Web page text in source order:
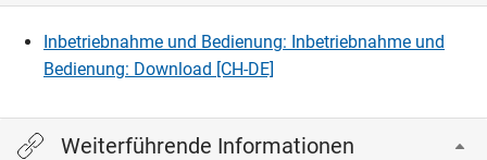
herunterladen zu können.
Inbetriebnahme und Bedienung: Inbetriebnahme und
Bedienung: Download [CH-DE]
Weiterführende Informationen